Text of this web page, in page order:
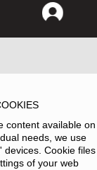
content available on
needs, we use
devices. Cookie files
of your web